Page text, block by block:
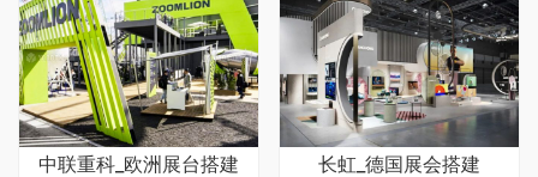
中联重科_欧洲展台搭建 长虹_德国展会搭建